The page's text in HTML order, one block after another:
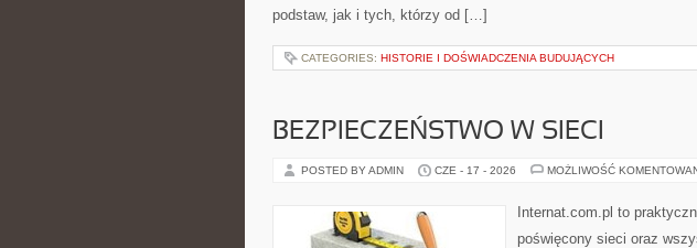
podstaw, jak i tych, którzy od […]
CATEGORIES: HISTORIE I DOŚWIADCZENIA BUDUJĄCYCH
BEZPIECZEŃSTWO W SIECI
POSTED BY ADMIN CZE - 17 - 2026 MOŻLIWOŚĆ
Internat.com.pl to
poświęcony sieci oraz